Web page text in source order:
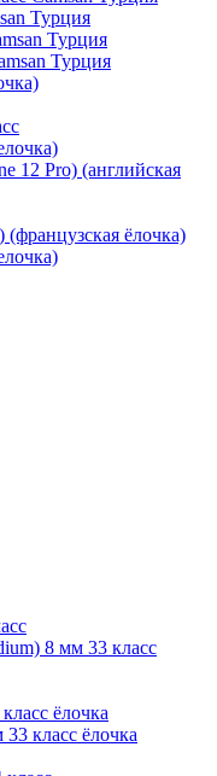
Турция
Турция
Турция
12 Pro) (английская
ёлочка)
8 мм 33 класс
ёлочка
класс ёлочка